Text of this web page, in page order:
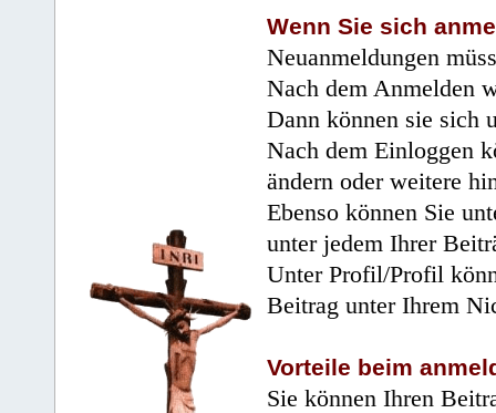
Wenn Sie sich
Neuanmeldungen
Nach dem Anmelden
Dann können sie sich
Nach dem Einloggen
ändern oder weitere
Ebenso können Sie
unter jedem Ihrer
Unter Profil/Profil
Beitrag unter Ihrem
Vorteile beim
Sie können Ihren